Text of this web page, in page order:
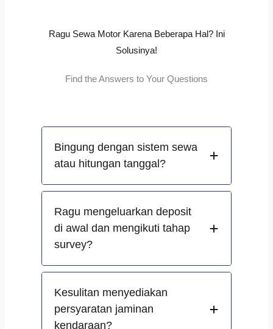
Ragu Sewa Motor Karena Beberapa Hal? Ini
Solusinya!
Find the Answers to Your Questions
Bingung dengan sistem sewa
atau hitungan tanggal?
Ragu mengeluarkan deposit
di awal dan mengikuti tahap
survey?
Kesulitan menyediakan
persyaratan jaminan
kendaraan?